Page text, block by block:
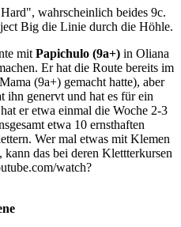
wahrscheinlich beides 9c.
Big die Linie durch die Höhle.
mitPapichulo (9a+) in Oliana
Er hat die Route bereits im
(9a+) gemacht hatte), aber
ihn genervt und hat es für ein
er etwa einmal die Woche 2-3
etwa 10 ernsthaften
Wer mal etwas mit Klemen
kann das bei deren Klettterkursen
watch?